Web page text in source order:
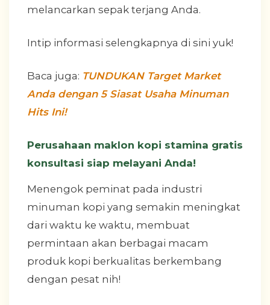
melancarkan sepak terjang Anda.
Intip informasi selengkapnya di sini yuk!
Baca juga: TUNDUKAN Target Market
Anda dengan 5 Siasat Usaha Minuman
Hits Ini!
Perusahaan maklon kopi stamina gratis
konsultasi siap melayani Anda!
Menengok peminat pada industri
minuman kopi yang semakin meningkat
dari waktu ke waktu, membuat
permintaan akan berbagai macam
produk kopi berkualitas berkembang
dengan pesat nih!